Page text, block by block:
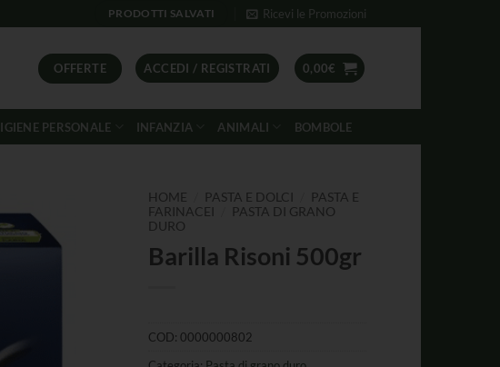
PRODOTTI SALVATI Ricevi le Promozioni
OFFERTE ACCEDI / REGISTRATI 0,00€
IGIENE PERSONALE INFANZIA ANIMALI BOMBOLE
HOME PASTA E DOLCI
PASTA E
FARINACEI
PASTA DI GRANO
DURO
Barilla Risoni 500gr
COD: 0000000802